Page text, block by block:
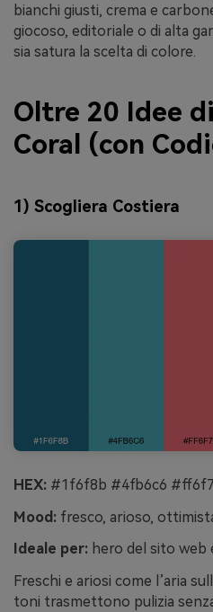
bianchi giusti, crema e
giocoso, editoriale o di alta
sia satura la scelta di colore.
Oltre 20 Idee
Coral (con
1) Scogliera Costiera
HEX: #1f6f8b #4fb6c6
Mood: fresco, arioso,
Ideale per: hero del sito web
Freschi e ariosi come l’aria
toni trasmettono pulizia